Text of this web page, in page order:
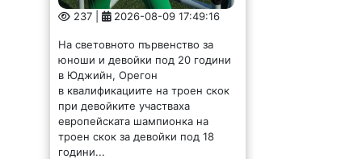
троен скок за девойки под 18
За първи път Вършец
посрещна държавно
по силов трибой /
СНИМКИ/